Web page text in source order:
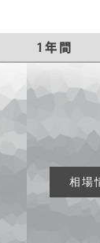
1年間
相場